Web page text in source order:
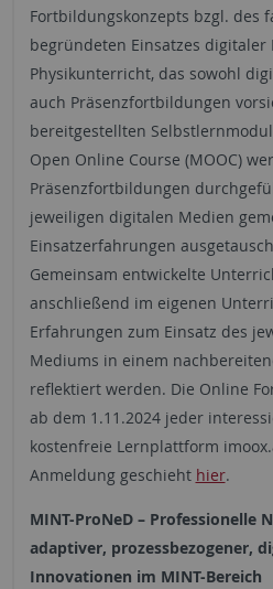
Fortbildungskonzepts bzgl. des
begründeten Einsatzes digitaler
Physikunterricht, das sowohl
auch Präsenzfortbildungen
bereitgestellten
Open Online Course (MOOC)
Präsenzfortbildungen
jeweiligen digitalen Medien
Einsatzerfahrungen
Gemeinsam entwickelte
anschließend im eigenen
Erfahrungen zum Einsatz des
Mediums in einem
reflektiert werden. Die Online
ab dem 1.11.2024 jeder
kostenfreie Lernplattform
Anmeldung geschieht hier.
MINT-ProNeD – Professionelle
adaptiver, prozessbezogener,
Innovationen im MINT-Bereich